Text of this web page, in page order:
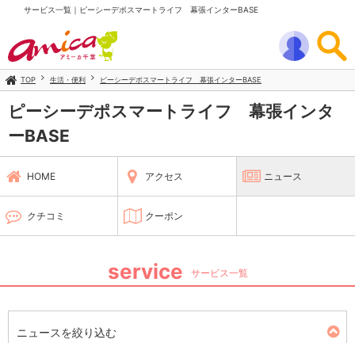
サービス一覧｜ピーシーデポスマートライフ 幕張インターBASE
TOP 生活・便利 ピーシーデポスマートライフ 幕張インターBASE
ピーシーデポスマートライフ 幕張インタ
ーBASE
HOME アクセス ニュース
クチコミ クーポン
service サービス一覧
ニュースを絞り込む